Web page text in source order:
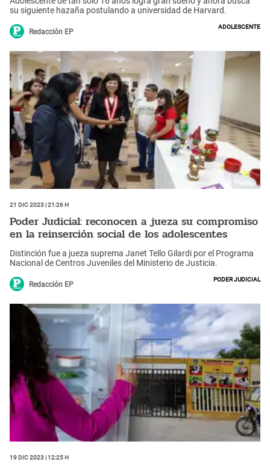
su siguiente hazaña postulando a universidad de Harvard.
Redacción EP
adolescente
21 Dic 2023 | 21:26 h
Poder Judicial: reconocen a jueza su compromiso
en la reinserción social de los adolescentes
Distinción fue a jueza suprema Janet Tello Gilardi por el Programa
Nacional de Centros Juveniles del Ministerio de Justicia.
Redacción EP
Poder Judicial
19 Dic 2023 | 12:25 h